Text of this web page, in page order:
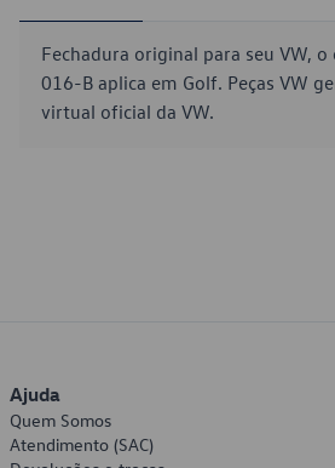
Fechadura original para seu VW,
016-B aplica em Golf. Peças VW
virtual oficial da VW.
Ajuda
Quem Somos
Atendimento (SAC)